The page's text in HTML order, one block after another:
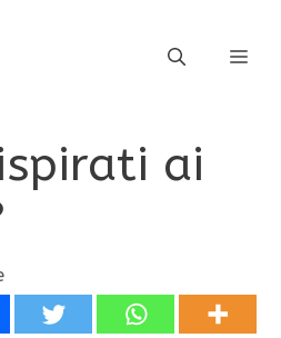
ai